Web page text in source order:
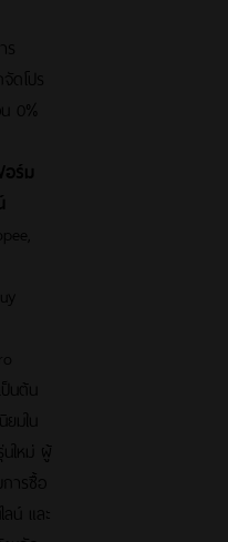
ร
จัดโปร
0%
ร์ม
นต้น
มใน
นใหม่ ผู้
ารซื้อ
ลน์ และ